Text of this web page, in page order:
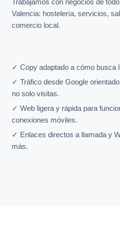
Valencia: hostelería, servicios,
comercio local.
✓ Copy adaptado a cómo busca
✓ Tráfico desde Google
no solo visitas.
✓ Web ligera y rápida para
conexiones móviles.
✓ Enlaces directos a llamada y
más.